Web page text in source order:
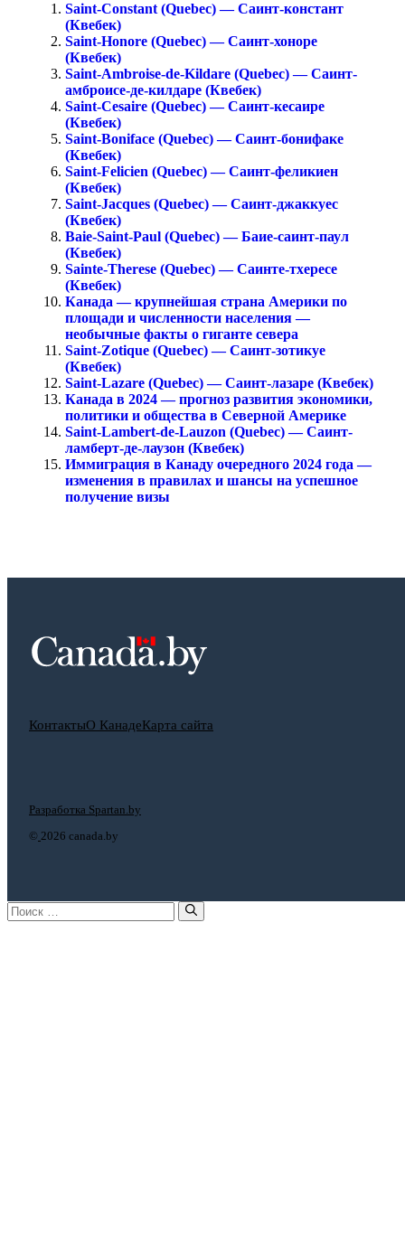
Saint-Constant (Quebec) — Саинт-констант
(Квебек)
Saint-Honore (Quebec) — Саинт-хоноре
(Квебек)
Saint-Ambroise-de-Kildare (Quebec) — Саинт-
амброисе-де-килдаре (Квебек)
Saint-Cesaire (Quebec) — Саинт-кесаире
(Квебек)
Saint-Boniface (Quebec) — Саинт-бонифаке
(Квебек)
Saint-Felicien (Quebec) — Саинт-феликиен
(Квебек)
Saint-Jacques (Quebec) — Саинт-джаккуес
(Квебек)
Baie-Saint-Paul (Quebec) — Баие-саинт-паул
(Квебек)
Sainte-Therese (Quebec) — Саинте-тхересе
(Квебек)
Канада — крупнейшая страна Америки по
площади и численности населения —
необычные факты о гиганте севера
Saint-Zotique (Quebec) — Саинт-зотикуе
(Квебек)
Saint-Lazare (Quebec) — Саинт-лазаре (Квебек)
Канада в 2024 — прогноз развития экономики,
политики и общества в Северной Америке
Saint-Lambert-de-Lauzon (Quebec) — Саинт-
ламберт-де-лаузон (Квебек)
Иммиграция в Канаду очередного 2024 года —
изменения в правилах и шансы на успешное
получение визы
КонтактыО КанадеКарта сайта
© 2026 canada.by
Разработка Spartan.by
Поиск: